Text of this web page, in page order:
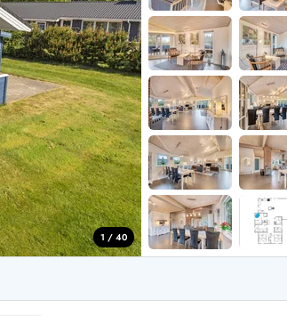
Sommerhuse i Lodbjerg Hede
Sommerhuse i Nr. Lyngvig
Sommerhuse på Rømø
Sommerhuse i Søndervig
Sommerhuse i Skodbjerge
Sommerhuse i Thorsminde
Sommerhuse i Vedersø Klit
Sommerhuse i Vejers Strand
Sommerhuse i Vester Husby
1 / 40